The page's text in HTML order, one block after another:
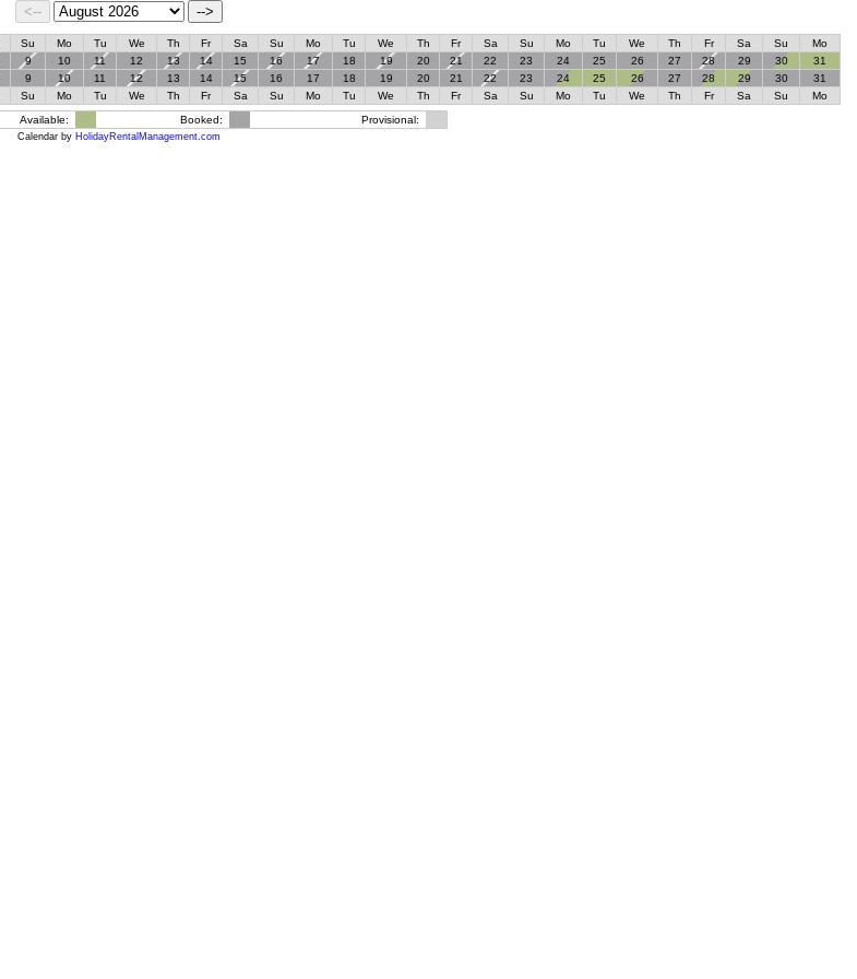
Su Mo Tu We Th Fr Sa Su Mo Tu We Th Fr Sa Su Mo Tu We Th Fr Sa Su
Mo
9 10 11 12 13 14 15 16 17 18 19 20 21 22 23 24 25 26 27 28 29 30
31
9 10 11 12 13 14 15 16 17 18 19 20 21 22 23 24 25 26 27 28 29 30
31
Su Mo Tu We Th Fr Sa Su Mo Tu We Th Fr Sa Su Mo Tu We Th Fr Sa Su
Mo
Available: Booked: Provisional:
Calendar by HolidayRentalManagement.com